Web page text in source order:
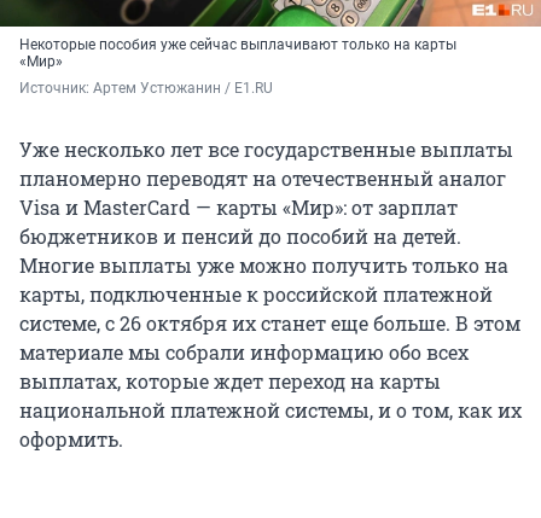
Некоторые пособия уже сейчас выплачивают только на карты
«Мир»
Источник: Артем Устюжанин / E1.RU
Уже несколько лет все государственные выплаты
планомерно переводят на отечественный аналог
Visa и MasterCard — карты «Мир»: от зарплат
бюджетников и пенсий до пособий на детей.
Многие выплаты уже можно получить только на
карты, подключенные к российской платежной
системе, с 26 октября их станет еще больше. В этом
материале мы собрали информацию обо всех
выплатах, которые ждет переход на карты
национальной платежной системы, и о том, как их
оформить.